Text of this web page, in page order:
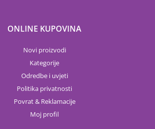
ONLINE KUPOVINA
Novi proizvodi
Kategorije
Odredbe i uvjeti
Politika privatnosti
Povrat & Reklamacije
Moj profil